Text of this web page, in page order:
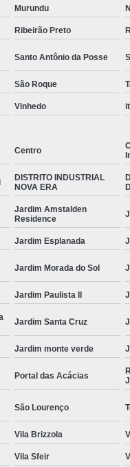
valor de etiqueta adesiva
Santa Cruz
valor de rolo de etiqueta
valor de etiqueta adesiva
Camargo
rolo etiqueta térmica
rolos de etiquetas
valor de rolo etiqueta
valor de rolo etiqueta Vila
rolo etiqueta adesiva
preço de etiqueta adesiva
etiqueta adesiva em rolo
Murundu
Ribeirão Preto
Santo Antônio da Posse
São Roque
Vinhedo
Centro
DISTRITO INDUSTRIAL
NOVA ERA
Jardim Amstalden
Residence
Jardim Esplanada
Jardim Morada do Sol
Jardim Paulista II
Jardim Santa Cruz
Jardim monte verde
Portal das Acácias
São Lourenço
Vila Brizzola
Vila Sfeir